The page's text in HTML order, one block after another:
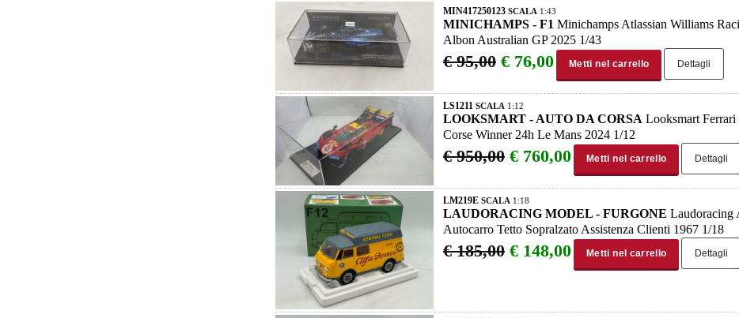
MIN417250123 SCALA 1:43
MINICHAMPS - F1 Minichamps Atlassian Williams
Albon Australian GP 2025 1/43
€ 95,00 € 76,00 Metti nel carrello Dettagli
LS1211 SCALA 1:12
LOOKSMART - AUTO DA CORSA Looksmart
Corse Winner 24h Le Mans 2024 1/12
€ 950,00 € 760,00 Metti nel carrello Dettagli
LM219E SCALA 1:18
LAUDORACING MODEL - FURGONE Laudoracing
Autocarro Tetto Sopralzato Assistenza Clienti 1967 1/18
€ 185,00 € 148,00 Metti nel carrello Dettagli